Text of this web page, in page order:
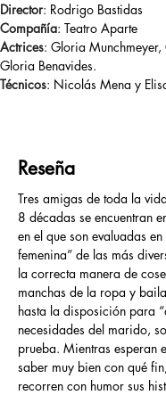
Director: Rodrigo Bastidas
Compañía: Teatro Aparte
Actrices: Gloria
Gloria Benavides.
Técnicos: Nicolás Mena y
Reseña
Tres amigas de toda la
8 décadas se encuentran
en el que son evaluadas
femenina” de las más
la correcta manera de
manchas de la ropa y
hasta la disposición para
necesidades del marido,
prueba. Mientras esperan
saber muy bien con qué
recorren con humor sus